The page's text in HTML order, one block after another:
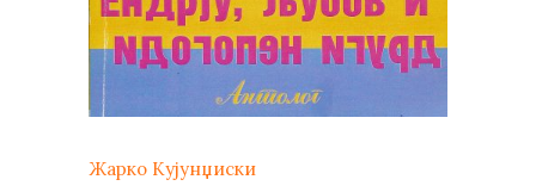
Жарко Кујунџиски